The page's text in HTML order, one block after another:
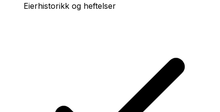
Eierhistorikk og heftelser